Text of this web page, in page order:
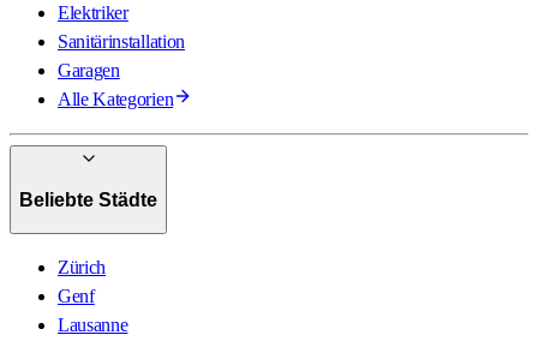
Elektriker
Sanitärinstallation
Garagen
Alle Kategorien
Beliebte Städte
Zürich
Genf
Lausanne